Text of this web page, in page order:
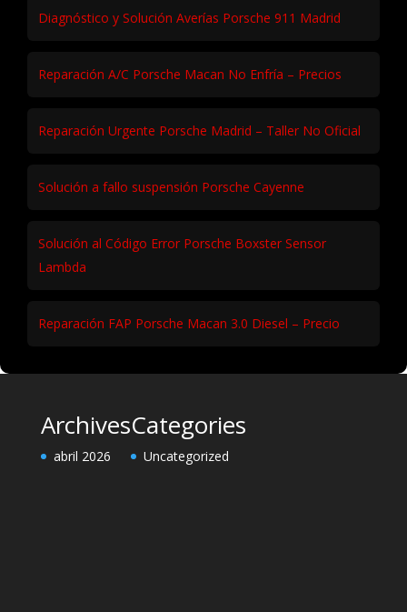
Diagnóstico y Solución Averías Porsche 911 Madrid
Reparación A/C Porsche Macan No Enfría – Precios
Reparación Urgente Porsche Madrid – Taller No Oficial
Solución a fallo suspensión Porsche Cayenne
Solución al Código Error Porsche Boxster Sensor
Lambda
Reparación FAP Porsche Macan 3.0 Diesel – Precio
Archives
abril 2026
Categories
Uncategorized